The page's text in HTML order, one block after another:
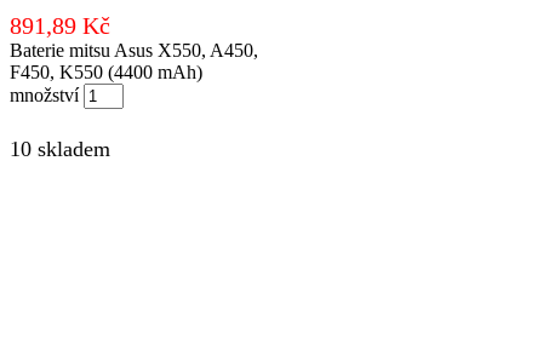
891,89 Kč
Baterie mitsu Asus X550, A450,
F450, K550 (4400 mAh)
množství
10 skladem